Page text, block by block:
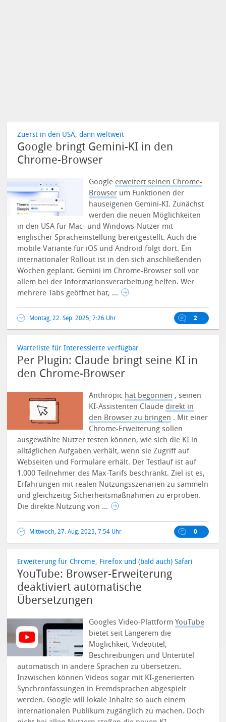
Zuerst in den USA, dann weltweit
Google bringt Gemini-KI in den
Chrome-Browser
Google erweitert seinen Chrome-
Browser um Funktionen der
hauseigenen Gemini-KI. Zunächst
werden die neuen Möglichkeiten
in den USA für Mac- und Windows-Nutzer mit
englischer Spracheinstellung bereitgestellt. Auch die
mobile Variante für iOS und Android folgt dort. Ein
internationaler Rollout ist in den sich anschließenden
Wochen geplant. Gemini im Chrome-Browser soll vor
allem bei der Informationsverarbeitung helfen. Wer
mehrere Tabs geöffnet hat, ...
Montag, 22. Sep. 2025, 7:26 Uhr 2
Warteliste für Interessierte verfügbar
Per Plugin: Claude bringt seine KI in
den Chrome-Browser
Anthropic hat begonnen , seinen
KI-Assistenten Claude direkt in
den Browser zu bringen . Mit einer
Chrome-Erweiterung sollen
ausgewählte Nutzer testen können, wie sich die KI in
alltäglichen Aufgaben verhält, wenn sie Zugriff auf
Webseiten und Formulare erhält. Der Testlauf ist auf
1.000 Teilnehmer des Max-Tarifs beschränkt. Ziel ist es,
Erfahrungen mit realen Nutzungsszenarien zu sammeln
und gleichzeitig Sicherheitsmaßnahmen zu erproben.
Die direkte Nutzung von ...
Mittwoch, 27. Aug. 2025, 7:54 Uhr 0
Erweiterung für Chrome, Firefox und (bald auch) Safari
YouTube: Browser-Erweiterung
deaktiviert automatische
Übersetzungen
Googles Video-PlattformYouTube
bietet seit Längerem die
Möglichkeit, Videotitel,
Beschreibungen und Untertitel
automatisch in andere Sprachen zu übersetzen.
Inzwischen können Videos sogar mit KI-generierten
Synchronfassungen in Fremdsprachen abgespielt
werden. Google will lokale Inhalte so auch einem
internationalen Publikum zugänglich zu machen. Doch